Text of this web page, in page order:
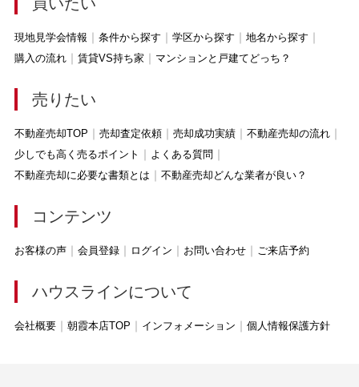
現地見学会情報 条件から探す 学区から探す
地名から探す
購入の流れ
賃貸VS持ち家 マンションと戸建てどっち？
売りたい
不動産売却TOP 売却査定依頼 売却成功実績
不動産売却の流れ
少しでも高く売るポイント
よくある質問
不動産売却に必要な書類とは
不動産売却どんな業者が良い？
コンテンツ
お客様の声 会員登録 ログイン お問い合わせ ご来店予約
ハウスラインについて
会社概要 朝霞本店TOP インフォメーション 個人情報保護方針